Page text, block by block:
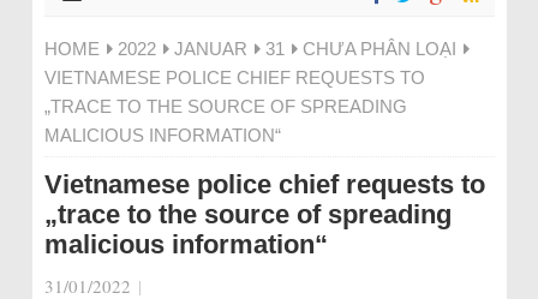
HOME 2022 JANUAR 31
CHƯA PHÂN LOẠI
VIETNAMESE POLICE CHIEF REQUESTS TO
„TRACE TO THE SOURCE OF SPREADING
MALICIOUS INFORMATION“
Vietnamese police chief requests to
„trace to the source of spreading
malicious information“
31/01/2022 |